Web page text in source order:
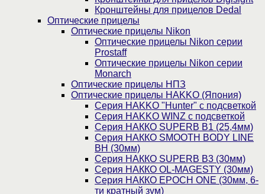
Кронштейны для прицелов Dedal
Оптические прицелы
Оптические прицелы Nikon
Оптические прицелы Nikon серии
Prostaff
Оптические прицелы Nikon серии
Monarch
Оптические прицелы НПЗ
Оптические прицелы HAKKO (Япония)
Cерия HAKKO "Hunter" с подсветкой
Серия НAKKO WINZ с подсветкой
Серия НАККО SUPERB B1 (25,4мм)
Серия НАККО SMOOTH BODY LINE
BH (30мм)
Серия НАККО SUPERB B3 (30мм)
Серия НАККО OL-MAGESTY (30мм)
Серия НАККО EPOCH ONE (30мм, 6-
ти кратный зум)